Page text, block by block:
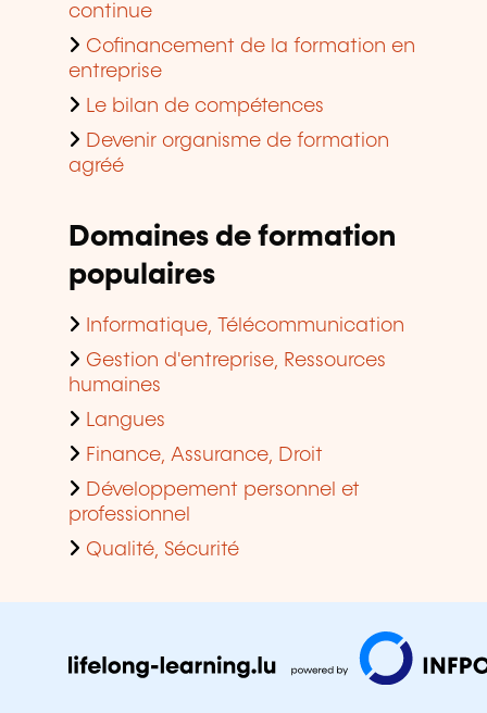
continue
Cofinancement de la formation en
entreprise
Le bilan de compétences
Devenir organisme de formation
agréé
Domaines de formation
populaires
Informatique, Télécommunication
Gestion d'entreprise, Ressources
humaines
Langues
Finance, Assurance, Droit
Développement personnel et
professionnel
Qualité, Sécurité